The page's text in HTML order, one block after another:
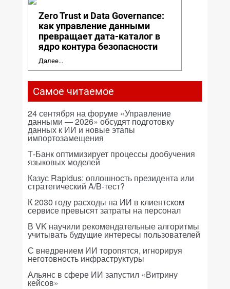
Zero Trust и Data Governance:
как управление данными
превращает дата-каталог в
ядро контура безопасности
Далее...
Самое читаемое
24 сентября на форуме «Управление
данными — 2026» обсудят подготовку
данных к ИИ и новые этапы
импортозамещения
Т-Банк оптимизирует процессы дообучения
языковых моделей
Казус Rapidus: оплошность президента или
стратегический A/B-тест?
К 2030 году расходы на ИИ в клиентском
сервисе превысят затраты на персонал
В VK научили рекомендательные алгоритмы
учитывать будущие интересы пользователей
С внедрением ИИ торопятся, игнорируя
неготовность инфраструктуры
Альянс в сфере ИИ запустил «Витрину
кейсов»